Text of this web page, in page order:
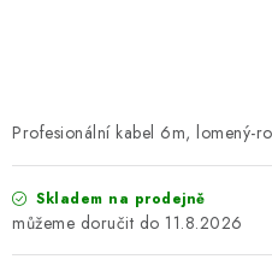
KONTAKTY
O E-SHOPU
OBCHODNÍ PODMÍNKY
Profesionální kabel 6m, lomený-
Skladem na prodejně
11.8.2026